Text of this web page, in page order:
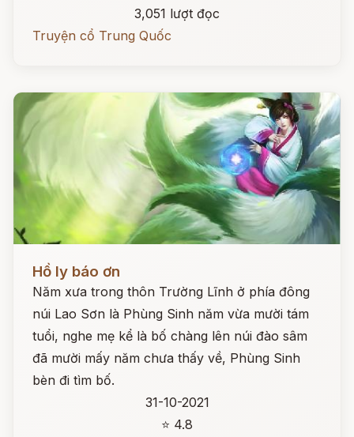
3,051 lượt đọc
Truyện cổ Trung Quốc
Đọc ngay
Hồ ly báo ơn
Năm xưa trong thôn Trường Lĩnh ở phía đông
núi Lao Sơn là Phùng Sinh năm vừa mười tám
tuổi, nghe mẹ kể là bố chàng lên núi đào sâm
đã mười mấy năm chưa thấy về, Phùng Sinh
bèn đi tìm bố.
31-10-2021
⭐ 4.8